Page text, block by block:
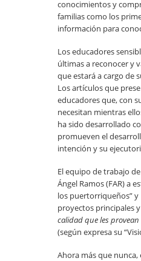
conocimientos y
familias como los
información para
Los educadores
últimas a reconocer y
que estará a cargo de
Los artículos que
educadores que, con
necesitan mientras
ha sido desarrollado
promueven el
intención y su
El equipo de trabajo
Ángel Ramos (FAR) a
los puertorriqueños” y
proyectos principales
calidad que les
(según expresa su
Ahora más que nunca,